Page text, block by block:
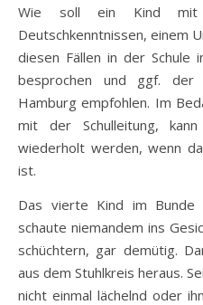
Wie soll ein Kind mit
Deutschkenntnissen, einem
diesen Fällen in der Schule
besprochen und ggf. der
Hamburg empfohlen. Im
mit der Schulleitung,
wiederholt werden, wenn
ist.
Das vierte Kind im Bunde
schaute niemandem ins
schüchtern, gar demütig.
aus dem Stuhlkreis heraus.
nicht einmal lächelnd oder